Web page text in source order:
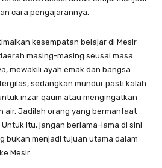
cara pengajarannya.
kesempatan belajar di Mesir
masing-masing seusai masa
mewakili ayah emak dan bangsa
sedangkan mundur pasti kalah.
inzar qaum atau mengingatkan
air. Jadilah orang yang bermanfaat
itu, jangan berlama-lama di sini
bukan menjadi tujuan utama dalam
Mesir.